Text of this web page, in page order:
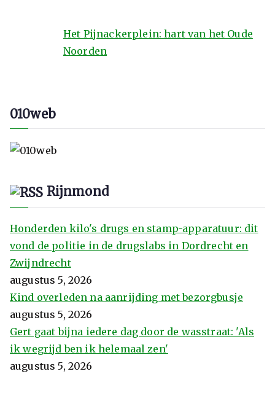
Het Pijnackerplein: hart van het Oude
Noorden
010web
Rijnmond
Honderden kilo's drugs en stamp-apparatuur: dit
vond de politie in de drugslabs in Dordrecht en
Zwijndrecht
augustus 5, 2026
Kind overleden na aanrijding met bezorgbusje
augustus 5, 2026
Gert gaat bijna iedere dag door de wasstraat: 'Als
ik wegrijd ben ik helemaal zen'
augustus 5, 2026